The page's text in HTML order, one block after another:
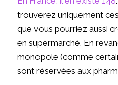
trouverez uniquement
que vous pourriez aussi
en supermarché. En
monopole (comme
sont réservées aux